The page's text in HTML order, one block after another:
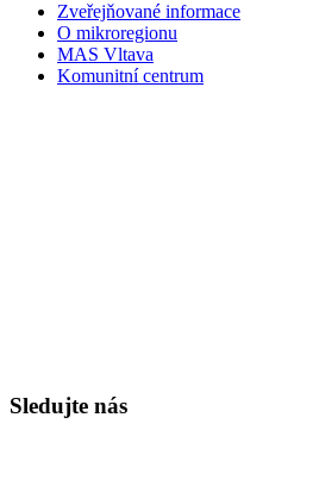
Zveřejňované informace
O mikroregionu
MAS Vltava
Komunitní centrum
Sledujte nás